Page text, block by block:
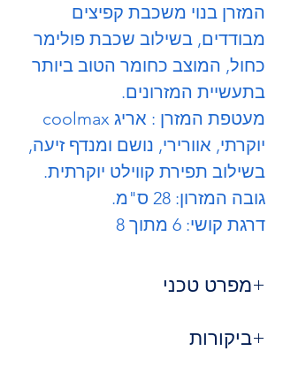
המזרן בנוי משכבת קפיצים
מבודדים, בשילוב שכבת פולימר
כחול, המוצב כחומר הטוב ביותר
בתעשיית המזרונים.
מעטפת המזרן : אריג coolmax
יוקרתי, אוורירי, נושם ומנדף זיעה,
בשילוב תפירת קווילט יוקרתית.
גובה המזרון: 28 ס"מ.
דרגת קושי: 6 מתוך 8
מפרט טכני
מערכת קפיצים
ביקורות